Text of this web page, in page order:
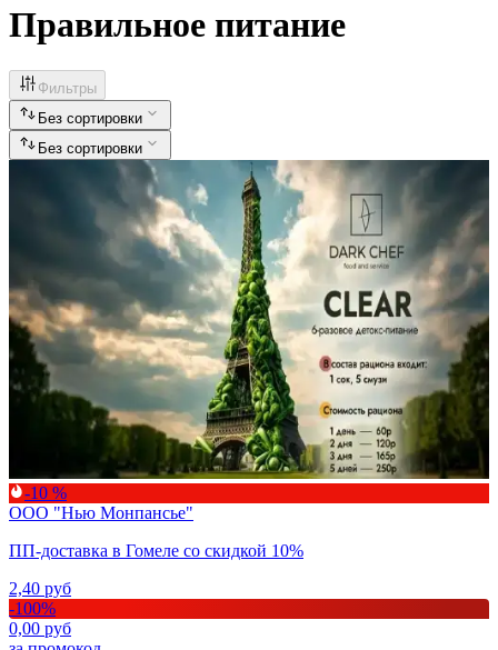
Правильное питание
Фильтры
Без сортировки
Без сортировки
-10 %
ООО "Нью Монпансье"
ПП-доставка в Гомеле со скидкой 10%
2,40 руб
-100%
0,00 руб